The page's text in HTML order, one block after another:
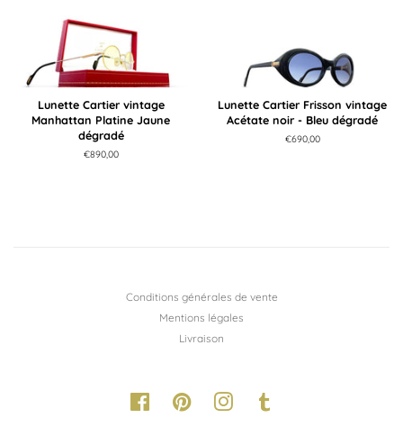
Lunette Cartier vintage
Manhattan Platine Jaune
dégradé
Prix
€890,00
Lunette Cartier Frisson vintage
Acétate noir - Bleu dégradé
Prix
€690,00
Conditions générales de vente
Mentions légales
Livraison
FacebookPinterestInstagram